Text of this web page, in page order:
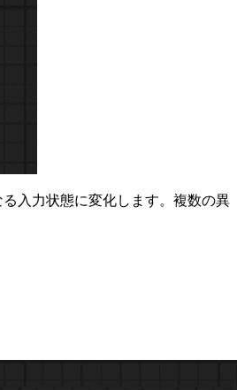
入力状態に変化します。複数の異